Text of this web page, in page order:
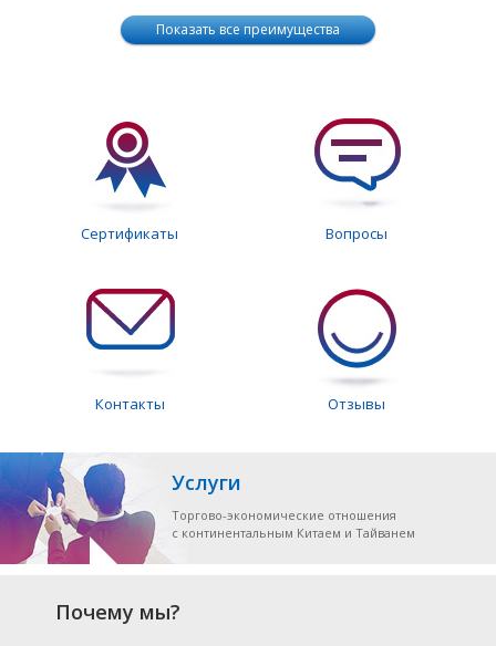
Показать все преимущества
Сертификаты Вопросы
Контакты Отзывы
Услуги
Торгово-экономические отношения
с континентальным Китаем и Тайванем
Почему мы?